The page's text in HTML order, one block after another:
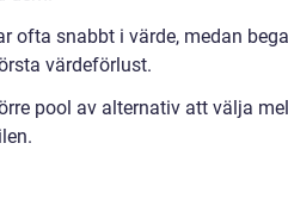
ofta snabbt i värde, medan
värdeförlust.
pool av alternativ att välja